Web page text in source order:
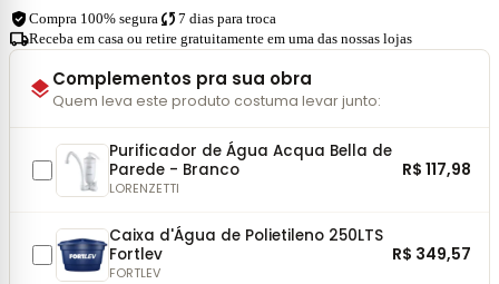
verified_user Compra 100% segura sync 7 dias para troca
local_shippingReceba em casa ou retire gratuitamente em uma das nossas lojas
layersComplementos pra sua obra
Quem leva este produto costuma levar junto:
Purificador de Água Acqua Bella de
Parede - Branco
LORENZETTI
R$ 117,98
Caixa d'Água de Polietileno 250LTS
Fortlev
FORTLEV
R$ 349,57